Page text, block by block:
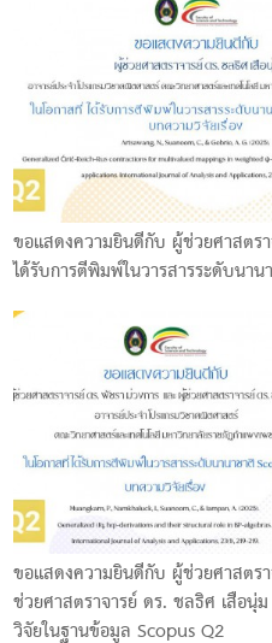
ขอแสดงความยินดีกับ ผู้ช่วยศาสตร
ได้รับการตีพิมพ์ในวารสารระดับนา
ขอแสดงความยินดีกับ ผู้ช่วยศาสตร
ช่วยศาสตราจารย์ ดร. ชลธิศ เสือนุ่
วิจัยในฐานข้อมูล Scopus Q2